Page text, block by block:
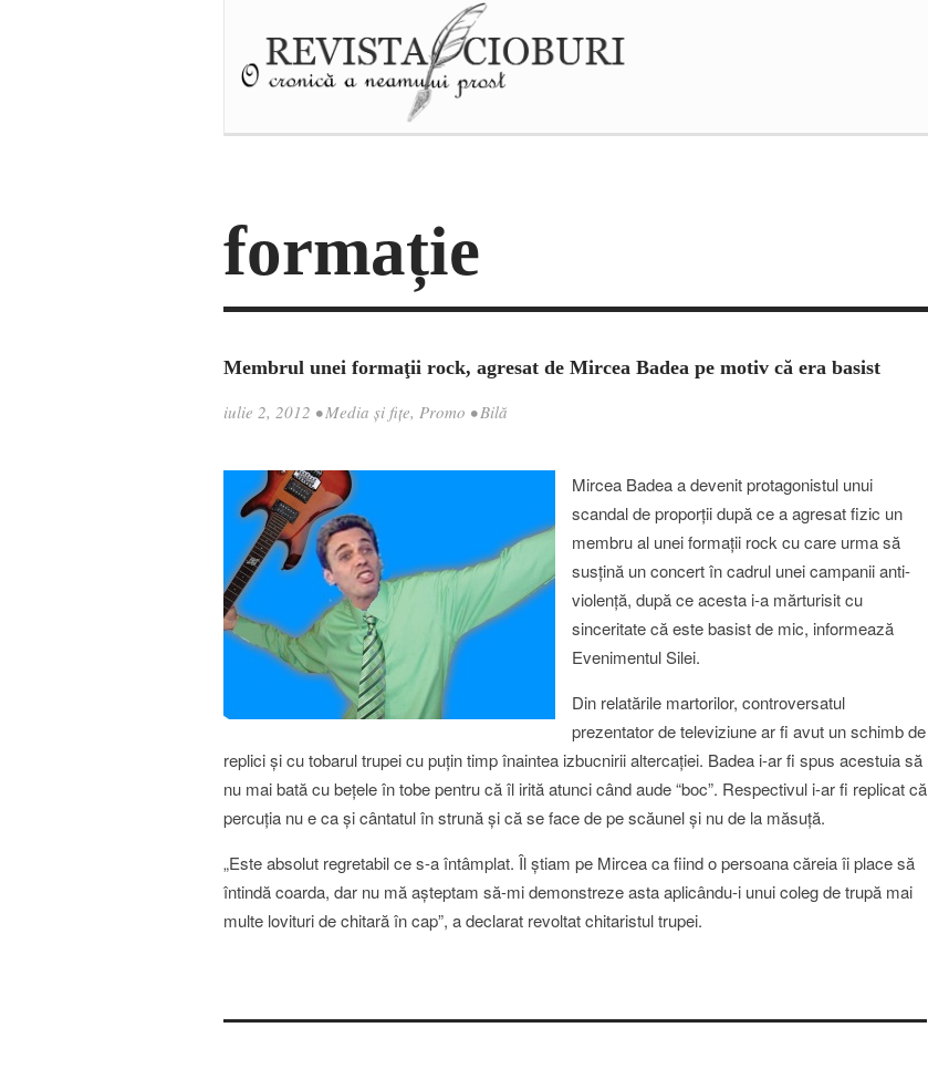
formație
Membrul unei formaţii rock, agresat de Mircea Badea pe motiv că era basist
iulie 2, 2012 •Media şi fiţe, Promo •Bilă
Mircea Badea a devenit protagonistul unui
scandal de proporţii după ce a agresat fizic un
membru al unei formaţii rock cu care urma să
susţină un concert în cadrul unei campanii anti-
violenţă, după ce acesta i-a mărturisit cu
sinceritate că este basist de mic, informează
Evenimentul Silei.
Din relatările martorilor, controversatul
prezentator de televiziune ar fi avut un schimb de
replici şi cu tobarul trupei cu puţin timp înaintea izbucnirii altercaţiei. Badea i-ar fi spus acestuia să
nu mai bată cu beţele în tobe pentru că îl irită atunci când aude “boc”. Respectivul i-ar fi replicat că
percuţia nu e ca şi cântatul în strună și că se face de pe scăunel şi nu de la măsuţă.
„Este absolut regretabil ce s-a întâmplat. Îl știam pe Mircea ca fiind o persoana căreia îi place să
întindă coarda, dar nu mă așteptam să-mi demonstreze asta aplicându-i unui coleg de trupă mai
multe lovituri de chitară în cap”, a declarat revoltat chitaristul trupei.